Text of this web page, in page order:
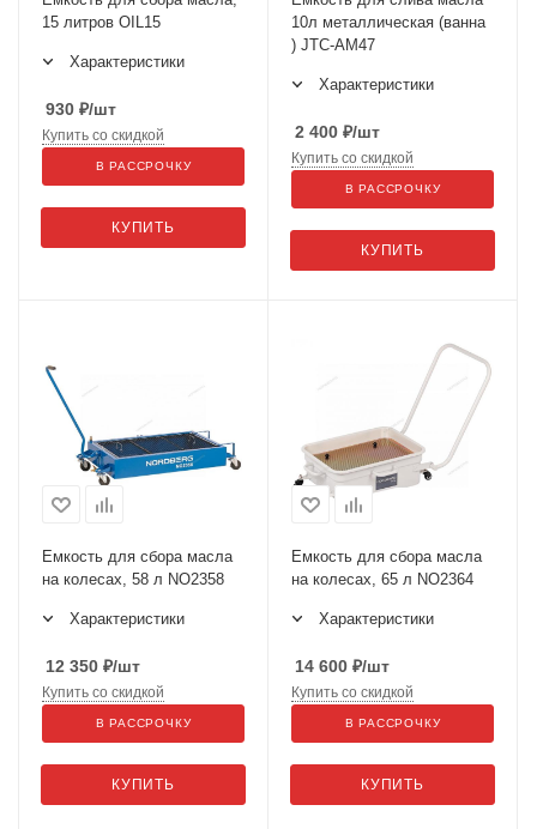
15 литров OIL15
Характеристики
930 ₽/шт
КУПИТЬ
Купить со скидкой
В РАССРОЧКУ
10л металлическая (ванна
) JTC-AM47
Характеристики
2 400 ₽/шт
КУПИТЬ
Купить со скидкой
В РАССРОЧКУ
Емкость для сбора масла
на колесах, 58 л NO2358
Характеристики
12 350 ₽/шт
КУПИТЬ
Купить со скидкой
В РАССРОЧКУ
Емкость для сбора масла
на колесах, 65 л NO2364
Характеристики
14 600 ₽/шт
КУПИТЬ
Купить со скидкой
В РАССРОЧКУ